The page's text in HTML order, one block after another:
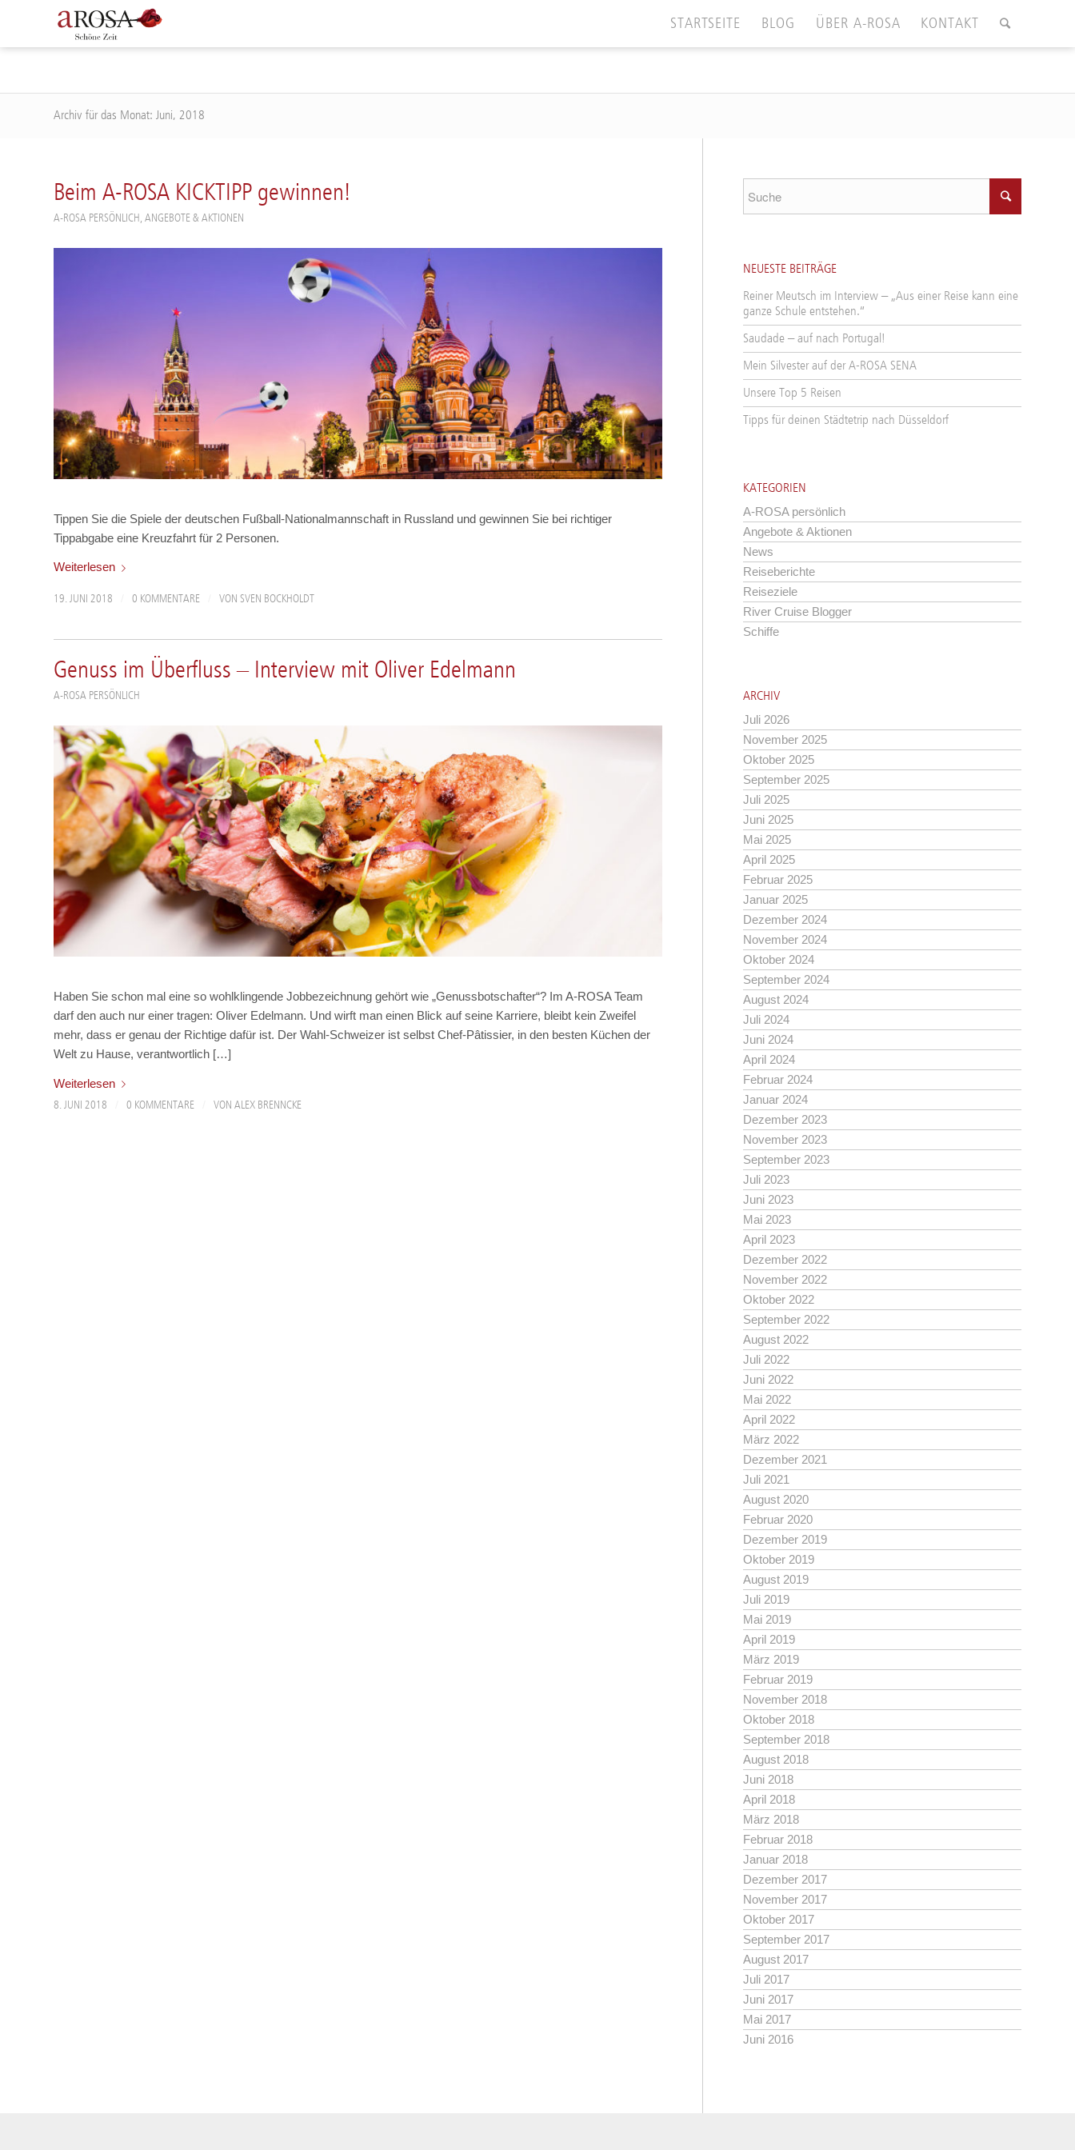
STARTSEITE BLOG ÜBER A-ROSA KONTAKT
Archiv für das Monat: Juni, 2018
Beim A-ROSA KICKTIPP gewinnen!
A-ROSA PERSÖNLICH , ANGEBOTE & AKTIONEN
Tippen Sie die Spiele der deutschen Fußball-Nationalmannschaft in Russland und gewinnen Sie bei richtiger
Tippabgabe eine Kreuzfahrt für 2 Personen.
Weiterlesen
19. JUNI 2018 0 KOMMENTARE VON SVEN BOCKHOLDT
Genuss im Überfluss – Interview mit Oliver Edelmann
A-ROSA PERSÖNLICH
Haben Sie schon mal eine so wohlklingende Jobbezeichnung gehört wie „Genussbotschafter“? Im A-ROSA Team
darf den auch nur einer tragen: Oliver Edelmann. Und wirft man einen Blick auf seine Karriere, bleibt kein Zweifel
mehr, dass er genau der Richtige dafür ist. Der Wahl-Schweizer ist selbst Chef-Pâtissier, in den besten Küchen der
Welt zu Hause, verantwortlich […]
Weiterlesen
8. JUNI 2018 0 KOMMENTARE VON ALEX BRENNCKE
NEUESTE BEITRÄGE
Reiner Meutsch im Interview – „Aus einer Reise kann eine
ganze Schule entstehen.“
Saudade – auf nach Portugal!
Mein Silvester auf der A-ROSA SENA
Unsere Top 5 Reisen
Tipps für deinen Städtetrip nach Düsseldorf
KATEGORIEN
A-ROSA persönlich
Angebote & Aktionen
News
Reiseberichte
Reiseziele
River Cruise Blogger
Schiffe
ARCHIV
Juli 2026
November 2025
Oktober 2025
September 2025
Juli 2025
Juni 2025
Mai 2025
April 2025
Februar 2025
Januar 2025
Dezember 2024
November 2024
Oktober 2024
September 2024
August 2024
Juli 2024
Juni 2024
April 2024
Februar 2024
Januar 2024
Dezember 2023
November 2023
September 2023
Juli 2023
Juni 2023
Mai 2023
April 2023
Dezember 2022
November 2022
Oktober 2022
September 2022
August 2022
Juli 2022
Juni 2022
Mai 2022
April 2022
März 2022
Dezember 2021
Juli 2021
August 2020
Februar 2020
Dezember 2019
Oktober 2019
August 2019
Juli 2019
Mai 2019
April 2019
März 2019
Februar 2019
November 2018
Oktober 2018
September 2018
August 2018
Juni 2018
April 2018
März 2018
Februar 2018
Januar 2018
Dezember 2017
November 2017
Oktober 2017
September 2017
August 2017
Juli 2017
Juni 2017
Mai 2017
Juni 2016